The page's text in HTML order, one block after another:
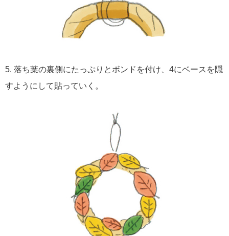
5. 落ち葉の裏側にたっぷりとボンドを付け、4にベースを隠
すようにして貼っていく。